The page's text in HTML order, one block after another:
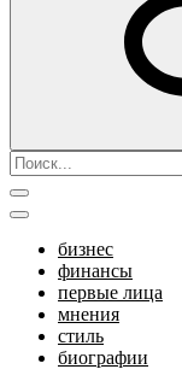
бизнес
финансы
первые лица
мнения
стиль
биографии